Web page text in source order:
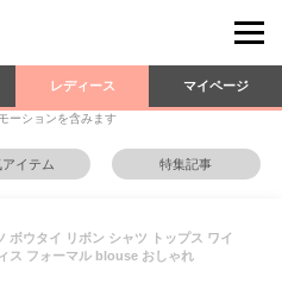
レディース マイページ
ーションを含みます
アイテム 特集記事
ボウタイ リボン シャツ トップス ワイ
ス フォーマル blouse おしゃれ